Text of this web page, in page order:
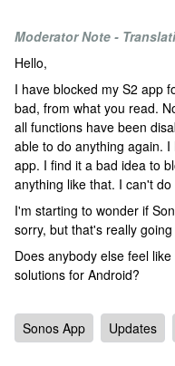
Moderator Note -
Hello,
I have blocked my S2 app
bad, from what you read.
all functions have been
able to do anything again.
app. I find it a bad idea to
anything like that. I can't
I'm starting to wonder if
sorry, but that's really
Does anybody else feel
solutions for Android?
Sonos App Updates